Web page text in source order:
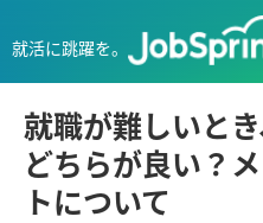
就活に跳躍を。
就職が難しいと
どちらが良い？
トについて